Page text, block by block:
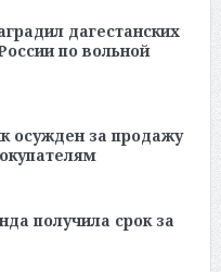
дагестанских
по вольной
осужден за продажу
получила срок за